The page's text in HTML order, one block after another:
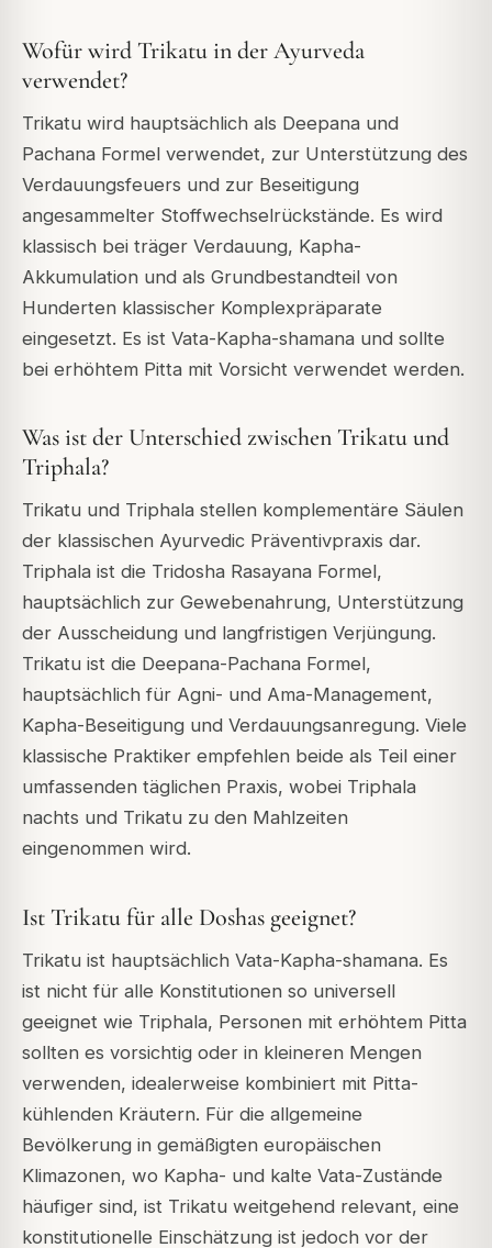
Wofür wird Trikatu in der Ayurveda
verwendet?
Trikatu wird hauptsächlich als Deepana und
Pachana Formel verwendet, zur Unterstützung des
Verdauungsfeuers und zur Beseitigung
angesammelter Stoffwechselrückstände. Es wird
klassisch bei träger Verdauung, Kapha-
Akkumulation und als Grundbestandteil von
Hunderten klassischer Komplexpräparate
eingesetzt. Es ist Vata-Kapha-shamana und sollte
bei erhöhtem Pitta mit Vorsicht verwendet werden.
Was ist der Unterschied zwischen Trikatu und
Triphala?
Trikatu und Triphala stellen komplementäre Säulen
der klassischen Ayurvedic Präventivpraxis dar.
Triphala ist die Tridosha Rasayana Formel,
hauptsächlich zur Gewebenahrung, Unterstützung
der Ausscheidung und langfristigen Verjüngung.
Trikatu ist die Deepana-Pachana Formel,
hauptsächlich für Agni- und Ama-Management,
Kapha-Beseitigung und Verdauungsanregung. Viele
klassische Praktiker empfehlen beide als Teil einer
umfassenden täglichen Praxis, wobei Triphala
nachts und Trikatu zu den Mahlzeiten
eingenommen wird.
Ist Trikatu für alle Doshas geeignet?
Trikatu ist hauptsächlich Vata-Kapha-shamana. Es
ist nicht für alle Konstitutionen so universell
geeignet wie Triphala, Personen mit erhöhtem Pitta
sollten es vorsichtig oder in kleineren Mengen
verwenden, idealerweise kombiniert mit Pitta-
kühlenden Kräutern. Für die allgemeine
Bevölkerung in gemäßigten europäischen
Klimazonen, wo Kapha- und kalte Vata-Zustände
häufiger sind, ist Trikatu weitgehend relevant, eine
konstitutionelle Einschätzung ist jedoch vor der